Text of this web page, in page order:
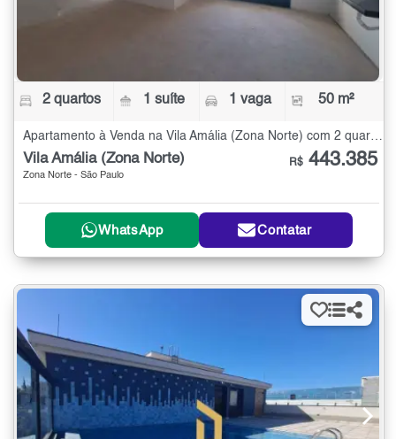
2 quartos 1 suíte 1 vaga 50 m²
Apartamento à Venda na Vila Amália (Zona Norte) com 2 quartos - 50 m²
Vila Amália (Zona Norte)
Zona Norte - São Paulo
R$ 443.385
WhatsApp Contatar